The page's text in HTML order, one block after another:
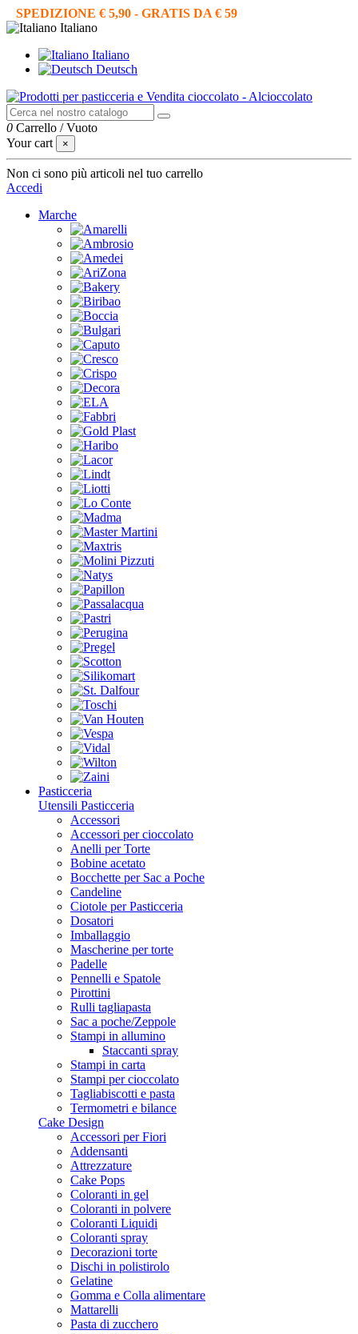
SPEDIZIONE € 5,90 - GRATIS DA € 59
Italiano
Italiano
Deutsch
0 Carrello /Vuoto
Your cart
×
Non ci sono più articoli nel tuo carrello
Accedi
Marche
Pasticceria
Utensili Pasticceria
Accessori
Accessori per cioccolato
Anelli per Torte
Bobine acetato
Bocchette per Sac a Poche
Candeline
Ciotole per Pasticceria
Dosatori
Imballaggio
Mascherine per torte
Padelle
Pennelli e Spatole
Pirottini
Rulli tagliapasta
Sac a poche/Zeppole
Stampi in allumino
Staccanti spray
Stampi in carta
Stampi per cioccolato
Tagliabiscotti e pasta
Termometri e bilance
Cake Design
Accessori per Fiori
Addensanti
Attrezzature
Cake Pops
Coloranti in gel
Coloranti in polvere
Coloranti Liquidi
Coloranti spray
Decorazioni torte
Dischi in polistirolo
Gelatine
Gomma e Colla alimentare
Mattarelli
Pasta di zucchero